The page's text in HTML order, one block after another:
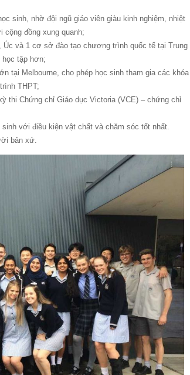
sinh, nhờ đội ngũ giáo viên giàu kinh nghiệm, nhiệt
đồng xung quanh;
và 1 cơ sở đào tạo chương trình quốc tế tại Trung
tập hơn;
tại Melbourne, cho phép học sinh tham gia các khóa
THPT;
thi Chứng chỉ Giáo dục Victoria (VCE) – chứng chỉ
với điều kiện vật chất và chăm sóc tốt nhất.
bản xứ.